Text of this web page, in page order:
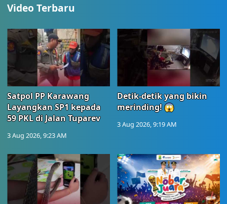
Video Terbaru
Satpol PP Karawang
Layangkan SP1 kepada
59 PKL di Jalan Tuparev
3 Aug 2026, 9:23 AM
Detik-detik yang bikin
merinding! 😱
3 Aug 2026, 9:19 AM